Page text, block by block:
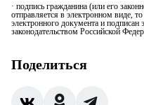
· подпись гражданина (или его
отправляется в электронном виде,
электронного документа и подписан
законодательством Российской
Поделиться